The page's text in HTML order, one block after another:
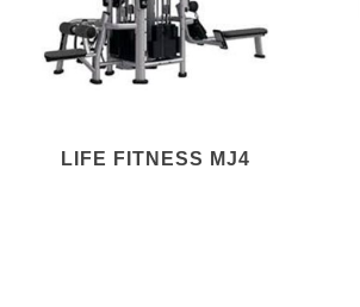
LIFE FITNESS MJ4